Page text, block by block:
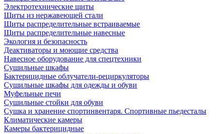
Электротехнические щиты
Щиты из нержавеющей стали
Щиты распределительные встраиваемые
Щиты распределительные навесные
Экология и безопасность
Деактиваторы и моющие средства
Навесное оборудование для спецтехники
Сушильные шкафы
Бактерицидные облучатели-рециркуляторы
Сушильные шкафы для одежды и обуви
Муфельные печи
Сушильные стойки для обуви
Сушка и хранение спортинвентаря. Спортивные пьедесталы
Климатические камеры
Камеры бактерицидные